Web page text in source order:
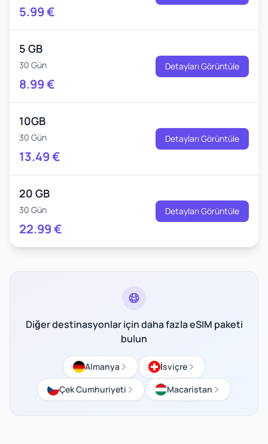
5.99€
5 GB
30 Gün
8.99€
Detayları Görüntüle
10GB
30 Gün
13.49€
Detayları Görüntüle
20 GB
30 Gün
22.99€
Detayları Görüntüle
Diğer destinasyonlar için daha fazla eSIM paketi
bulun
Almanya
İsviçre
Çek Cumhuriyeti
Macaristan